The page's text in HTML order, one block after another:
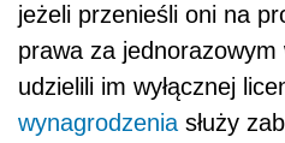
jeżeli przenieśli oni na
prawa za
udzielili im wyłącznej
wynagrodzenia służy